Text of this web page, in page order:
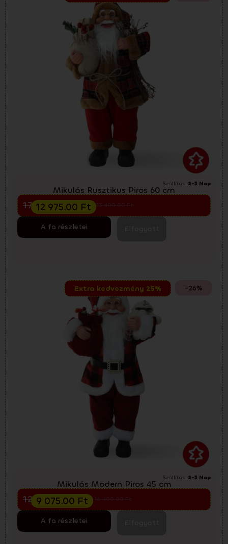
Szállítás: 2-3 Nap
Mikulás Rusztikus Piros 60 cm
Előkarácsonyi kiárusítás
23 400.00
17 300.00Ft
12 975.00 Ft
A fa részletei
-26%
Extra kedvezmény 25%
Szállítás: 2-3 Nap
Mikulás Modern Piros 45 cm
Előkarácsonyi kiárusítás
12 100.00Ft
9 075.00 Ft
A fa részletei